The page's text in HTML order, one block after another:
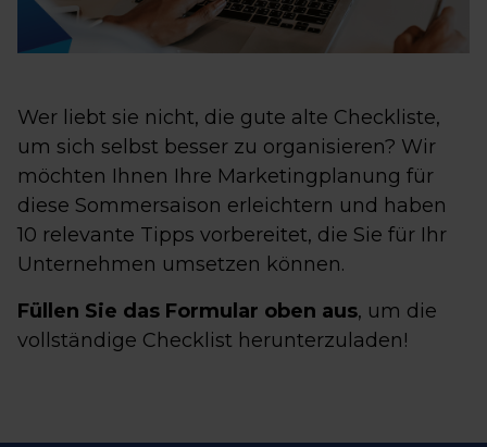
Wer liebt sie nicht, die gute alte Checkliste,
um sich selbst besser zu organisieren? Wir
möchten Ihnen Ihre Marketingplanung für
diese Sommersaison erleichtern und haben
10 relevante Tipps vorbereitet, die Sie für Ihr
Unternehmen umsetzen können.
Füllen Sie das Formular oben aus, um die
vollständige Checklist herunterzuladen!